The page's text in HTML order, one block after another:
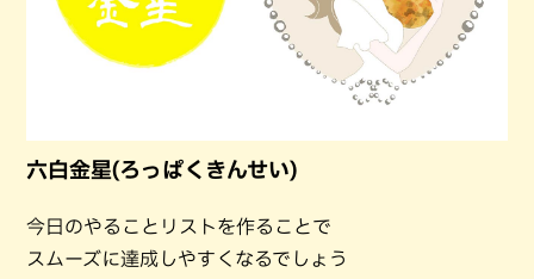
六白金星(ろっぱくきんせい)
今日のやることリストを作ることで
スムーズに達成しやすくなるでしょう